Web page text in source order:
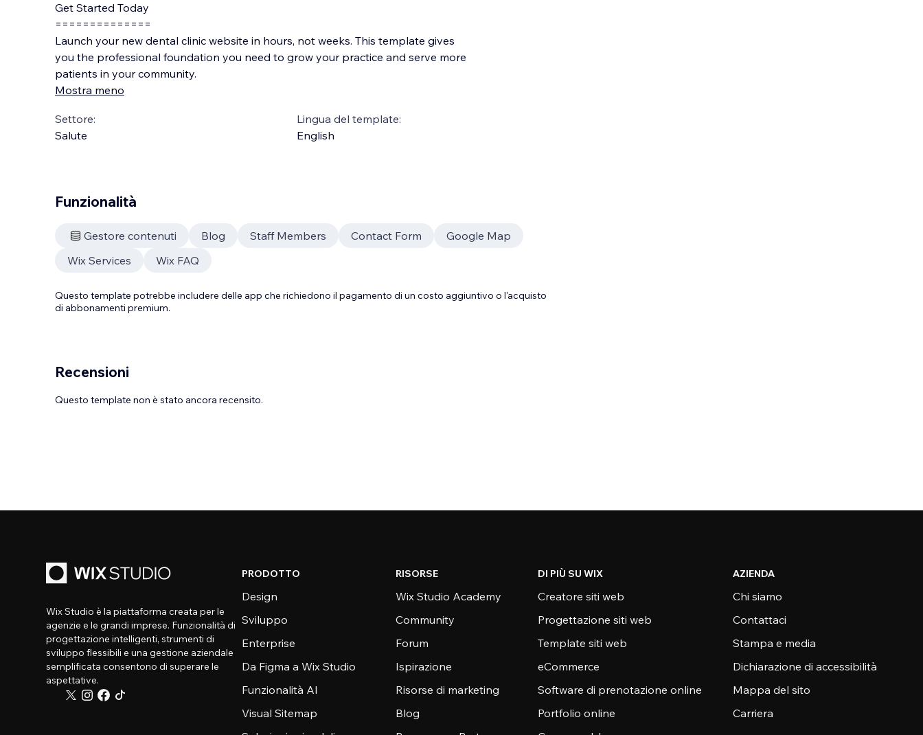
Get Started Today
==============
Launch your new dental clinic website in hours, not weeks. This template gives
you the professional foundation you need to grow your practice and serve more
patients in your community.
Mostra meno
Settore:
Salute
Lingua del template:
English
Funzionalità
Gestore contenuti Blog Staff Members Contact Form
Google Map
Wix Services
Wix FAQ
Questo template potrebbe includere delle app che richiedono il pagamento di un costo aggiuntivo o l'acquisto
di abbonamenti premium.
Recensioni
Questo template non è stato ancora recensito.
Wix Studio è la piattaforma creata per le
agenzie e le grandi imprese. Funzionalità di
progettazione intelligenti, strumenti di
sviluppo flessibili e una gestione aziendale
semplificata consentono di superare le
aspettative.
PRODOTTO
Design
Sviluppo
Enterprise
Da Figma a Wix Studio
Funzionalità AI
Visual Sitemap
RISORSE
Wix Studio Academy
Community
Forum
Ispirazione
Risorse di marketing
Blog
DI PIÙ SU WIX
Creatore siti web
Progettazione siti web
Template siti web
eCommerce
Software di prenotazione online
Portfolio online
AZIENDA
Chi siamo
Contattaci
Stampa e media
Dichiarazione di accessibilità
Mappa del sito
Carriera